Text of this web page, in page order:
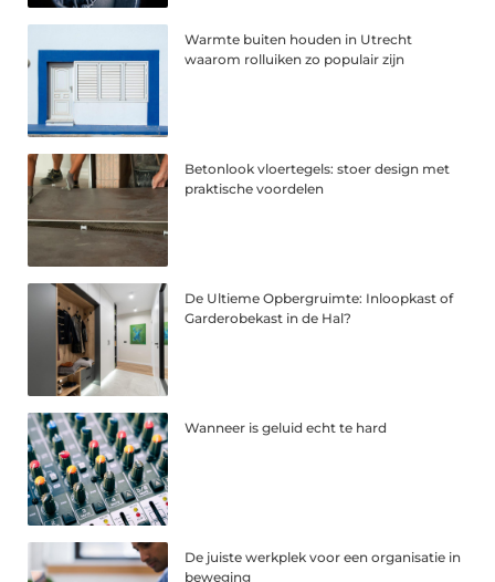
Warmte buiten houden in Utrecht
waarom rolluiken zo populair zijn
Betonlook vloertegels: stoer design met
praktische voordelen
De Ultieme Opbergruimte: Inloopkast of
Garderobekast in de Hal?
Wanneer is geluid echt te hard
De juiste werkplek voor een organisatie in
beweging